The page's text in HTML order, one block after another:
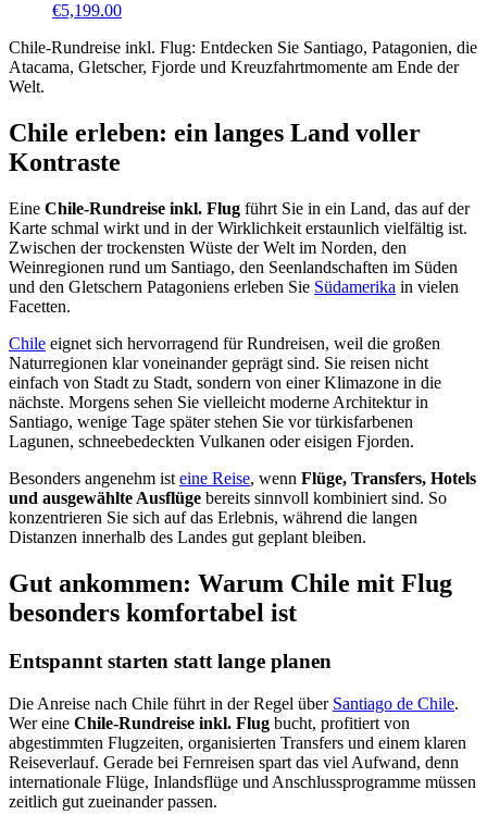
€5,199.00
Chile-Rundreise inkl. Flug: Entdecken Sie Santiago, Patagonien, die
Atacama, Gletscher, Fjorde und Kreuzfahrtmomente am Ende der
Welt.
Chile erleben: ein langes Land voller
Kontraste
Eine Chile-Rundreise inkl. Flug führt Sie in ein Land, das auf der
Karte schmal wirkt und in der Wirklichkeit erstaunlich vielfältig ist.
Zwischen der trockensten Wüste der Welt im Norden, den
Weinregionen rund um Santiago, den Seenlandschaften im Süden
und den Gletschern Patagoniens erleben Sie Südamerika in vielen
Facetten.
Chile eignet sich hervorragend für Rundreisen, weil die großen
Naturregionen klar voneinander geprägt sind. Sie reisen nicht
einfach von Stadt zu Stadt, sondern von einer Klimazone in die
nächste. Morgens sehen Sie vielleicht moderne Architektur in
Santiago, wenige Tage später stehen Sie vor türkisfarbenen
Lagunen, schneebedeckten Vulkanen oder eisigen Fjorden.
Besonders angenehm ist eine Reise, wenn Flüge, Transfers, Hotels
und ausgewählte Ausflüge bereits sinnvoll kombiniert sind. So
konzentrieren Sie sich auf das Erlebnis, während die langen
Distanzen innerhalb des Landes gut geplant bleiben.
Gut ankommen: Warum Chile mit Flug
besonders komfortabel ist
Entspannt starten statt lange planen
Die Anreise nach Chile führt in der Regel über Santiago de Chile.
Wer eine Chile-Rundreise inkl. Flug bucht, profitiert von
abgestimmten Flugzeiten, organisierten Transfers und einem klaren
Reiseverlauf. Gerade bei Fernreisen spart das viel Aufwand, denn
internationale Flüge, Inlandsflüge und Anschlussprogramme müssen
zeitlich gut zueinander passen.